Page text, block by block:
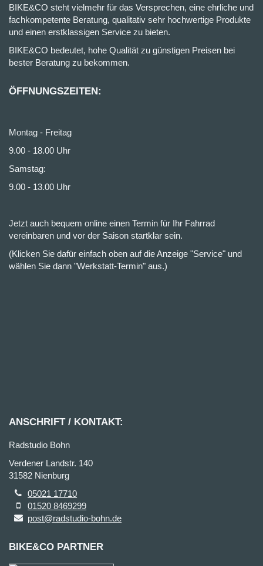
BIKE&CO steht vielmehr für das Versprechen, eine ehrliche und
fachkompetente Beratung, qualitativ sehr hochwertige Produkte
und einen erstklassigen Service zu bieten.
BIKE&CO bedeutet, hohe Qualität zu günstigen Preisen bei
bester Beratung zu bekommen.
ÖFFNUNGSZEITEN:
Montag - Freitag
9.00 - 18.00 Uhr
Samstag:
9.00 - 13.00 Uhr
Jetzt auch bequem online einen Termin für Ihr Fahrrad
vereinbaren und vor der Saison startklar sein.
(Klicken Sie dafür einfach oben auf die Anzeige "Service" und
wählen Sie dann "Werkstatt-Termin" aus.)
ANSCHRIFT / KONTAKT:
Radstudio Bohn
Verdener Landstr. 140
31582 Nienburg
05021 17710
01520 8469299
post@radstudio-bohn.de
BIKE&CO PARTNER